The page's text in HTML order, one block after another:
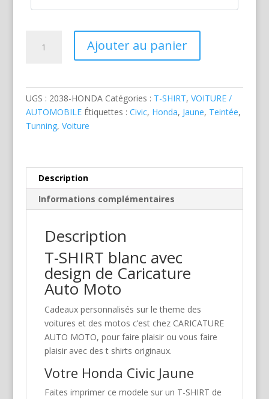
Ajouter au panier
UGS : 2038-HONDA Catégories : T-SHIRT, VOITURE /
AUTOMOBILE Étiquettes : Civic, Honda, Jaune, Teintée,
Tunning, Voiture
Description
Informations complémentaires
Description
T-SHIRT blanc avec
design de Caricature
Auto Moto
Cadeaux personnalisés sur le theme des
voitures et des motos c’est chez CARICATURE
AUTO MOTO, pour faire plaisir ou vous faire
plaisir avec des t shirts originaux.
Votre Honda Civic Jaune
Faites imprimer ce modele sur un T-SHIRT de